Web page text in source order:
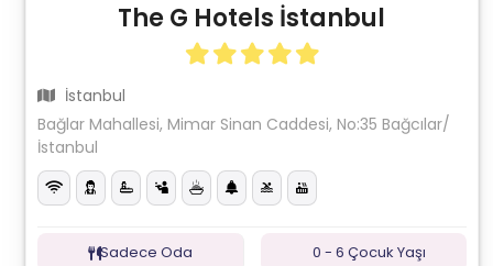
The G Hotels İstanbul
İstanbul
Bağlar Mahallesi, Mimar Sinan Caddesi, No:35 Bağcılar/
İstanbul
Sadece Oda 0 - 6 Çocuk Yaşı